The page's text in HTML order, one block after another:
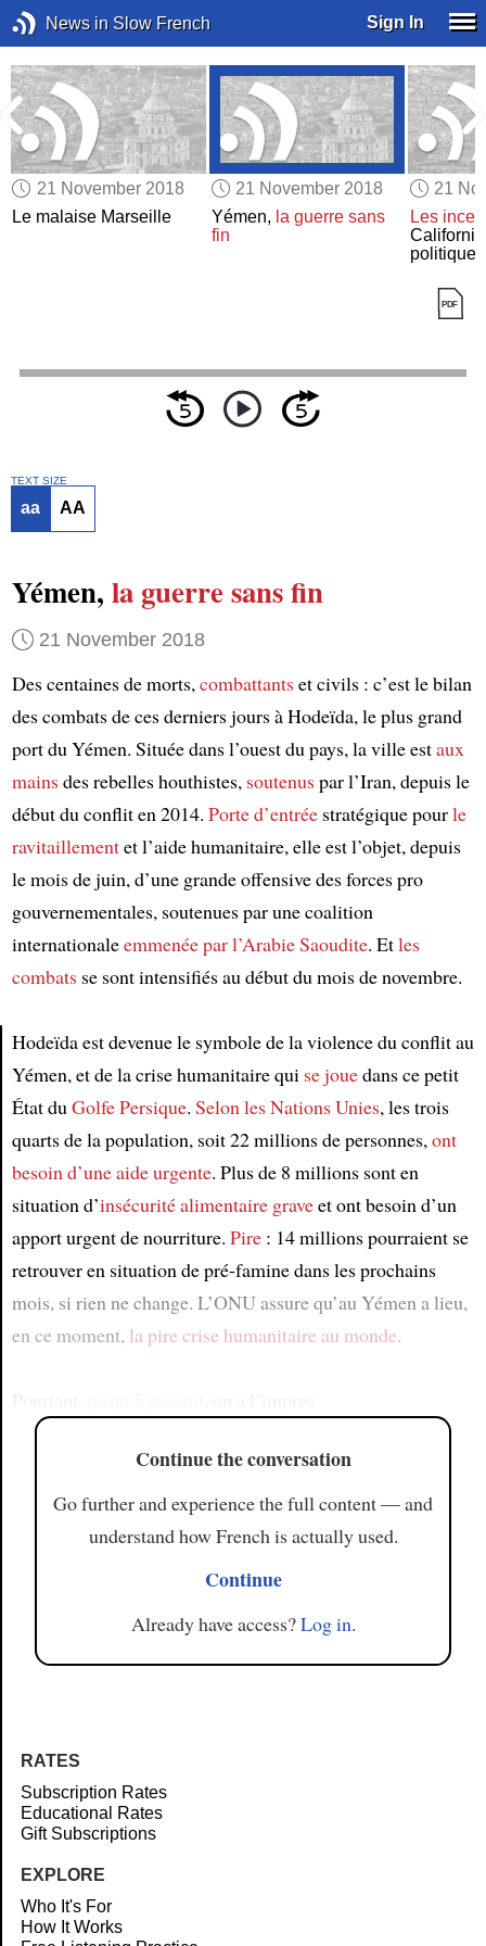
News in Slow French Sign In
21 November 2018
Le malaise Marseille
21 November 2018
Yémen, la guerre sans
fin
21
Les
politique
Article
TEXT SIZE
aa AA
Yémen, la guerre sans fin
21 November 2018
Des centaines de morts,combattantset civils : c’est le bilan
des combats de ces derniers jours à Hodeïda, le plus grand
port du Yémen. Située dans l’ouest du pays, la ville estaux
mainsdes rebelles houthistes, soutenuspar l’Iran, depuis le
début du conflit en 2014. Porte d’entréestratégique pourle
ravitaillementet l’aide humanitaire, elle est l’objet, depuis
le mois de juin, d’une grande offensive des forces pro
gouvernementales, soutenues par une coalition
internationaleemmenée par l’Arabie Saoudite. Etles
combatsse sont intensifiés au début du mois de novembre.
Hodeïda est devenue le symbole de la violence du conflit au
Yémen, et de la crise humanitaire qui se jouedans ce petit
État duGolfe Persique. Selon les Nations Unies, les trois
quarts de la population, soit 22 millions de personnes,ont
besoin d’une aide urgente. Plus de 8 millions sont en
situation d’insécurité alimentaire graveet ont besoin d’un
apport urgent de nourriture. Pire: 14 millions pourraient se
retrouver en situation de pré-famine dans les prochains
mois, si rien ne change. L’ONU assure qu’au Yémen a lieu,
en ce moment, la pire crise humanitaire au monde.
Continue the conversation
Go further and experience the full content — and
understand how French is actually used.
Continue
Already have access?Log in.
RATES
Subscription Rates
Educational Rates
Gift Subscriptions
EXPLORE
Who It's For
How It Works